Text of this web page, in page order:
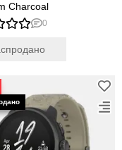
Charcoal
0